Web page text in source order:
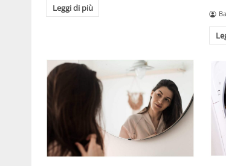
Leggi di più